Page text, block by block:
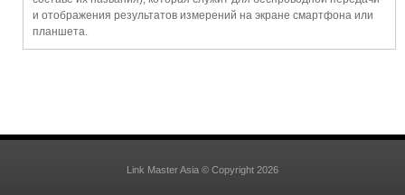
и отображения результатов измерений на экране смартфона или
планшета.
Link Master Asia © Copyright 2026